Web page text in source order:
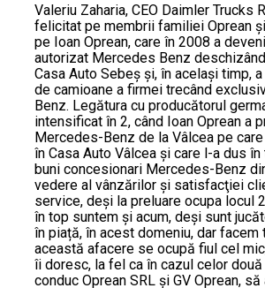
Valeriu Zaharia, CEO Daimler Trucks
felicitat pe membrii familiei Oprean
pe Ioan Oprean, care în 2008 a
autorizat Mercedes Benz
Casa Auto Sebeş şi, în acelaşi timp,
de camioane a firmei trecând
Benz. Legătura cu producătorul
intensificat în 2, când Ioan Oprean a
Mercedes-Benz de la Vâlcea pe
în Casa Auto Vâlcea și care l-a dus
buni concesionari Mercedes-Benz
vedere al vânzărilor şi satisfacţiei
service, deşi la preluare ocupa locul
în top suntem şi acum, deși sunt
în piață, în acest domeniu, dar facem
această afacere se ocupă fiul cel
îi doresc, la fel ca în cazul celor
conduc Oprean SRL şi GV Oprean,